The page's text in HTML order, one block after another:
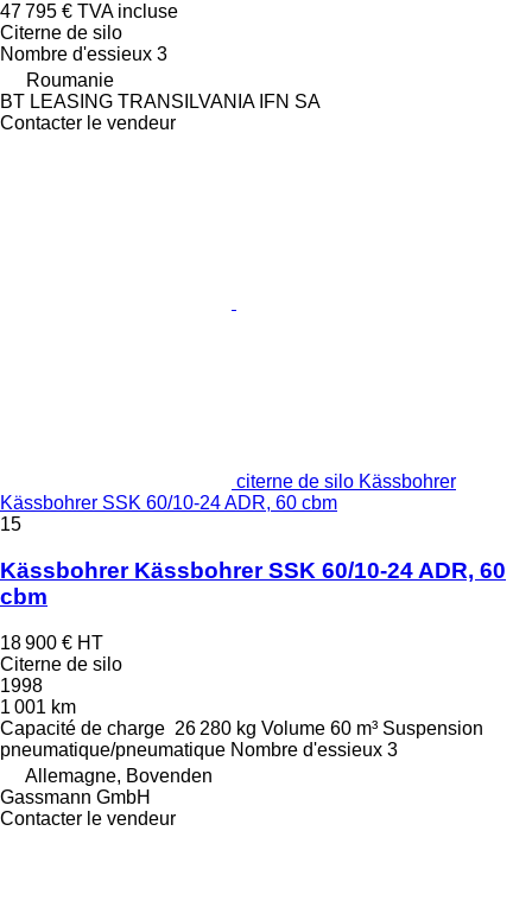
47 795 € TVA incluse
Citerne de silo
Nombre d'essieux 3
Roumanie
BT LEASING TRANSILVANIA IFN SA
Contacter le vendeur
citerne de silo Kässbohrer
Kässbohrer SSK 60/10-24 ADR, 60 cbm
15
Kässbohrer Kässbohrer SSK 60/10-24 ADR, 60
cbm
18 900 € HT
Citerne de silo
1998
1 001 km
Capacité de charge 26 280 kg Volume 60 m³ Suspension
pneumatique/pneumatique Nombre d'essieux 3
Allemagne, Bovenden
Gassmann GmbH
Contacter le vendeur